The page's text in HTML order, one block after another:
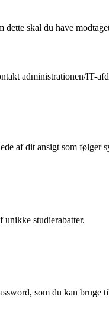
skal du have
administrationen/IT-
af dit ansigt som følger
unikke studierabatter.
som du kan bruge